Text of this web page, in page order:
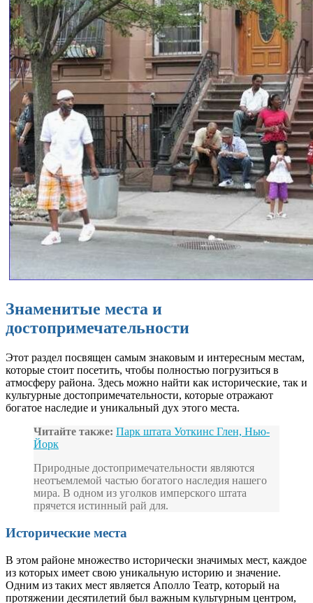
Знаменитые места и
достопримечательности
Этот раздел посвящен самым знаковым и интересным местам,
которые стоит посетить, чтобы полностью погрузиться в
атмосферу района. Здесь можно найти как исторические, так и
культурные достопримечательности, которые отражают
богатое наследие и уникальный дух этого места.
Читайте также: Парк штата Уоткинс Глен, Нью-
Йорк
Природные достопримечательности являются
неотъемлемой частью богатого наследия нашего
мира. В одном из уголков имперского штата
прячется истинный рай для.
Исторические места
В этом районе множество исторически значимых мест, каждое
из которых имеет свою уникальную историю и значение.
Одним из таких мест является Аполло Театр, который на
протяжении десятилетий был важным культурным центром,